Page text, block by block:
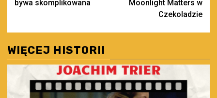
bywa skomplikowana
Moonlight Matters w
Czekoladzie
WIĘCEJ HISTORII